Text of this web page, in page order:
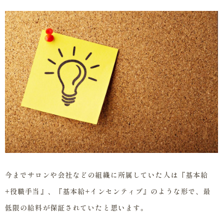
今までサロンや会社などの組織に所属していた人は『基本給
+役職手当』、『基本給+インセンティブ』のような形で、最
低限の給料が保証されていたと思います。